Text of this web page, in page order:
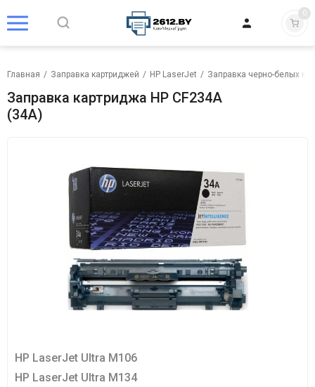
0
Главная / Заправка картриджей / HP LaserJet / Заправка черно-белых
Заправка картриджа HP CF234A
(34A)
HP LaserJet Ultra M106
HP LaserJet Ultra M134